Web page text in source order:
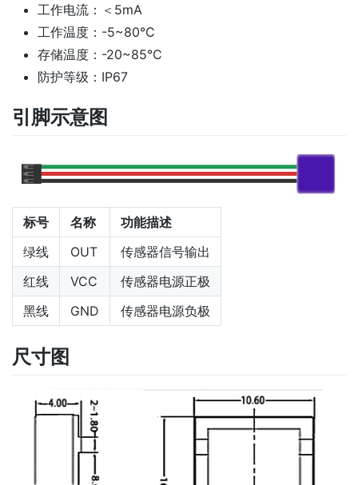
工作电流：＜5mA
工作温度：-5~80°C
存储温度：-20~85°C
防护等级：IP67
引脚示意图
标号 名称
功能描述
绿线
OUT
传感器信号输出
红线
VCC
传感器电源正极
黑线
GND 传感器电源负极
尺寸图